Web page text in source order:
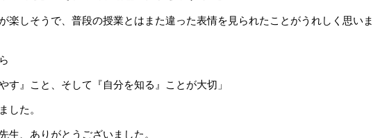
楽しそうで、普段の授業とはまた違った表情を見られたことがうれしく思いま
』こと、そして『自分を知る』ことが大切」
した。
、ありがとうございました。